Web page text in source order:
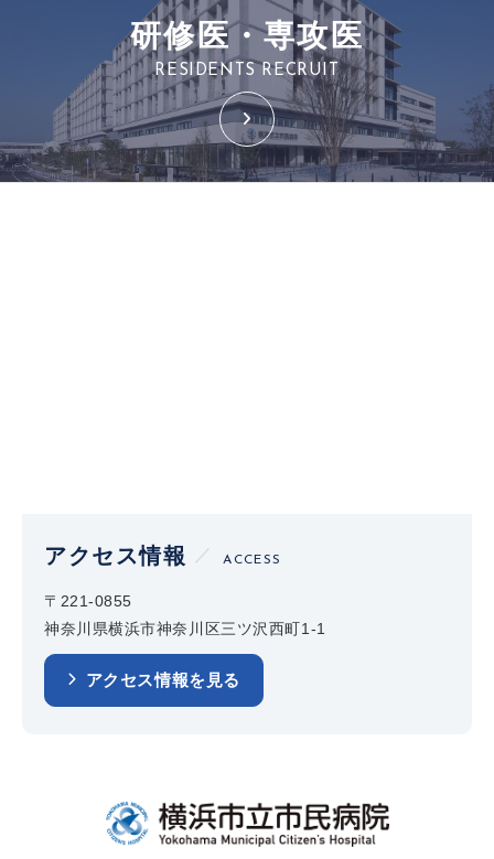
研修医・専攻医
RESIDENTS RECRUIT
アクセス情報 ACCESS
〒221-0855
神奈川県横浜市神奈川区三ツ沢西町1-1
アクセス情報を見る